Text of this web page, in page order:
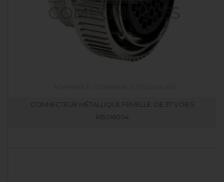
CONNECTEUR MÉTALLIQUE FEMELLE, DE 37 VOIES
RB016004